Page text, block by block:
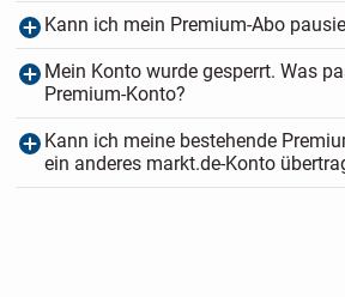
Kann ich mein Premium-Abo
Mein Konto wurde gesperrt. Was
Premium-Konto?
Kann ich meine bestehende
ein anderes markt.de-Konto